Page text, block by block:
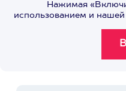
Нажимая
использованием и нашей